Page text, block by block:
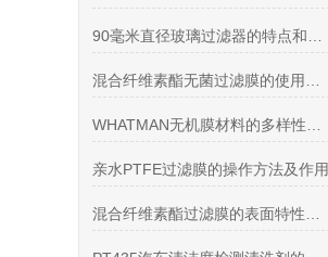
亲水PTFE过滤膜的操作方法及作用